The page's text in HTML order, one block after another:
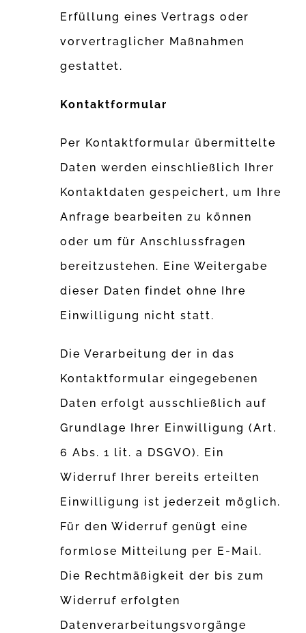
Erfüllung eines Vertrags oder
vorvertraglicher Maßnahmen
gestattet.
Kontaktformular
Per Kontaktformular übermittelte
Daten werden einschließlich Ihrer
Kontaktdaten gespeichert, um Ihre
Anfrage bearbeiten zu können
oder um für Anschlussfragen
bereitzustehen. Eine Weitergabe
dieser Daten findet ohne Ihre
Einwilligung nicht statt.
Die Verarbeitung der in das
Kontaktformular eingegebenen
Daten erfolgt ausschließlich auf
Grundlage Ihrer Einwilligung (Art.
6 Abs. 1 lit. a DSGVO). Ein
Widerruf Ihrer bereits erteilten
Einwilligung ist jederzeit möglich.
Für den Widerruf genügt eine
formlose Mitteilung per E-Mail.
Die Rechtmäßigkeit der bis zum
Widerruf erfolgten
Datenverarbeitungsvorgänge